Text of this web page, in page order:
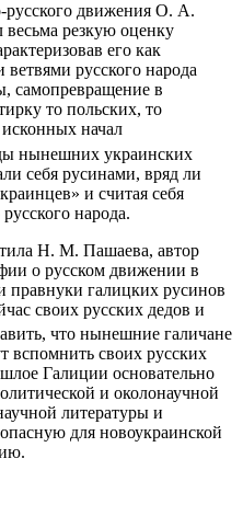
русского движения О. А.
резкую оценку
его как
ветвями русского народа
самопревращение в
то польских, то
начал
нынешних украинских
себя русинами, вряд ли
и считая себя
народа.
Н. М. Пашаева, автор
о русском движении в
правнуки галицких русинов
своих русских дедов и
что нынешние галичане
вспомнить своих русских
Галиции основательно
и околонаучной
литературы и
для новоукраинской